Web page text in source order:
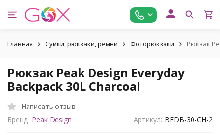
Главная Сумки, рюкзаки, ремни Фоторюкзаки Рюкзак
Рюкзак Peak Design Everyday
Backpack 30L Charcoal
Написать отзыв
Бренд: Peak Design Артикул: BEDB-30-CH-2